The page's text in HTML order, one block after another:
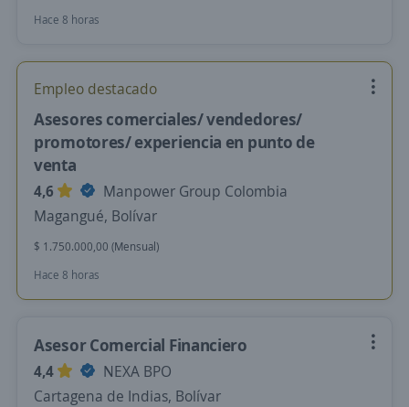
Hace 8 horas
Empleo destacado
Asesores comerciales/ vendedores/
promotores/ experiencia en punto de
venta
4,6
Manpower Group Colombia
Magangué, Bolívar
$ 1.750.000,00 (Mensual)
Hace 8 horas
Asesor Comercial Financiero
4,4
NEXA BPO
Cartagena de Indias, Bolívar